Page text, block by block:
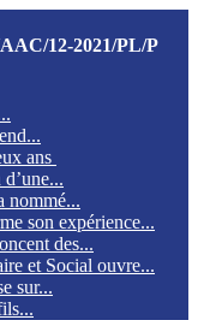
12-2021/PL/P
ans
nommé...
son expérience...
des...
et Social ouvre...
sur...